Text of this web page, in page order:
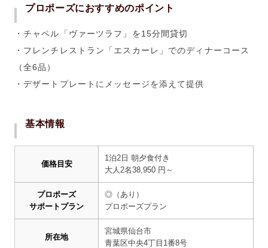
プロポーズにおすすめのポイント
・チャペル「ヴァーツラフ」を15分間貸切
・フレンチレストラン「エスカーレ」でのディナーコース
（全6品）
・デザートプレートにメッセージを添えて提供
基本情報
価格目安
1泊2日 朝夕食付き
大人 2名38,950 円～
プロポーズ
サポートプラン
◎（あり）
プロポーズプラン
所在地
宮城県仙台市
青葉区中央4丁目 1 番8号